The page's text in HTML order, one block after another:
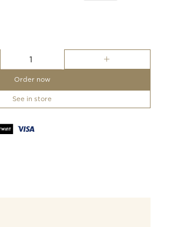
quantity
Order now
See in store